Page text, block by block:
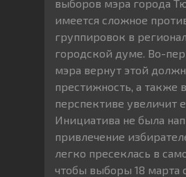
выборов мэра города
имеется сложное
группировок в
городской думе. Во-
мэра вернут этой
престижность, а также в
перспективе увеличит
Инициатива не была
привлечение
легко пресеклась в
чтобы выборы 18 марта